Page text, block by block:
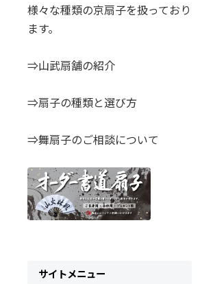
様々な種類の京扇子を扱っており
ます。
⇒山武扇舗の紹介
⇒扇子の種類と選び方
⇒舞扇子のご相談について
サイトメニュー